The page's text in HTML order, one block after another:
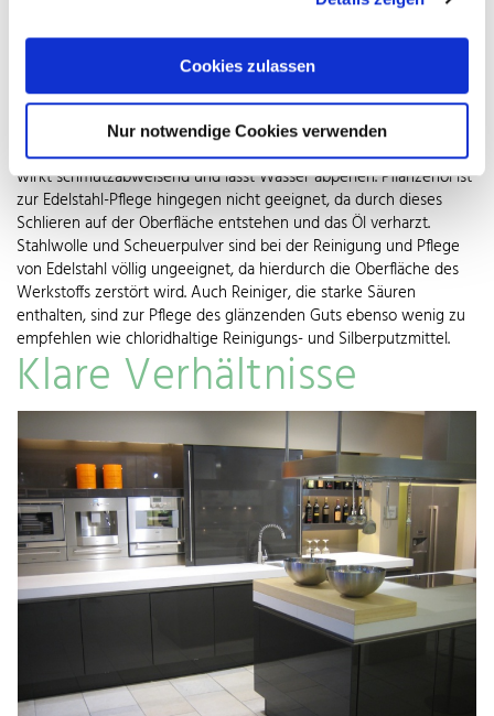
Cookies zulassen
Nur notwendige Cookies verwenden
gegenüber Kratzern und Beschädigungen aller Art und bietet
Ablagerungen deshalb keine Chance. Wenn die
Edelstahloberfläche von Kühlschrank & Co. regelmäßig mit einer
Politur, wie sie auch für die Chrompflege am Auto verwendet
wird, oder einer speziellen Edelstahlpflegelotion behandelt wird,
gehört auch das Problem der Fingerabdrücke und Fettstreifen der
Vergangenheit an. Der durch die Lotion entstehende Schutzfilm
wirkt schmutzabweisend und lässt Wasser abperlen. Pflanzenöl ist
zur Edelstahl-Pflege hingegen nicht geeignet, da durch dieses
Schlieren auf der Oberfläche entstehen und das Öl verharzt.
Stahlwolle und Scheuerpulver sind bei der Reinigung und Pflege
von Edelstahl völlig ungeeignet, da hierdurch die Oberfläche des
Werkstoffs zerstört wird. Auch Reiniger, die starke Säuren
enthalten, sind zur Pflege des glänzenden Guts ebenso wenig zu
empfehlen wie chloridhaltige Reinigungs- und Silberputzmittel.
Klare Verhältnisse